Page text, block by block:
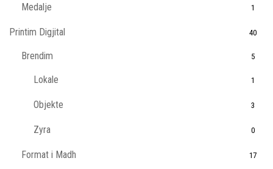
Medalje 1
Printim Digjital 40
Brendim 5
Lokale 1
Objekte 3
Zyra 0
Format i Madh 17